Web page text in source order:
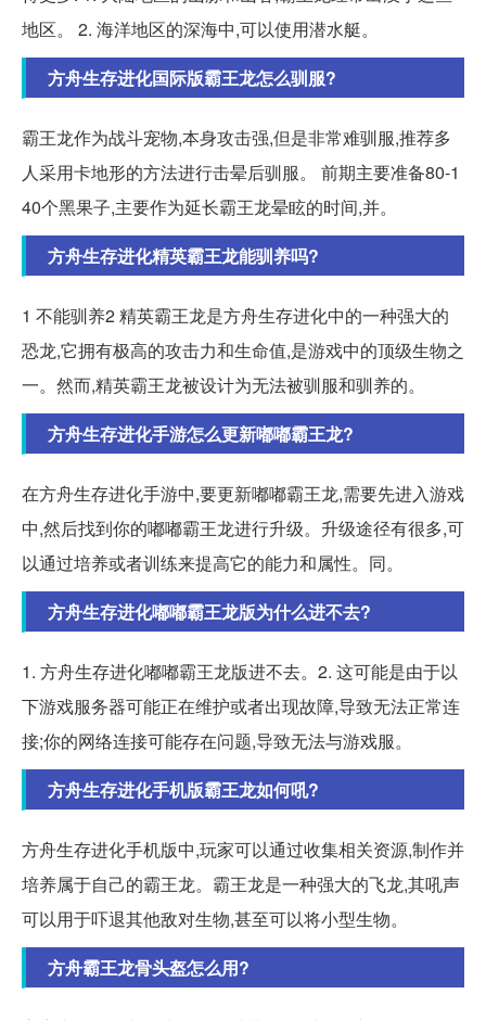
地区。 2. 海洋地区的深海中,可以使用潜水艇。
方舟生存进化国际版霸王龙怎么驯服?
霸王龙作为战斗宠物,本身攻击强,但是非常难驯服,推荐多
人采用卡地形的方法进行击晕后驯服。 前期主要准备80-1
40个黑果子,主要作为延长霸王龙晕眩的时间,并。
方舟生存进化精英霸王龙能驯养吗?
1 不能驯养2 精英霸王龙是方舟生存进化中的一种强大的
恐龙,它拥有极高的攻击力和生命值,是游戏中的顶级生物之
一。然而,精英霸王龙被设计为无法被驯服和驯养的。
方舟生存进化手游怎么更新嘟嘟霸王龙?
在方舟生存进化手游中,要更新嘟嘟霸王龙,需要先进入游戏
中,然后找到你的嘟嘟霸王龙进行升级。升级途径有很多,可
以通过培养或者训练来提高它的能力和属性。同。
方舟生存进化嘟嘟霸王龙版为什么进不去?
1. 方舟生存进化嘟嘟霸王龙版进不去。2. 这可能是由于以
下游戏服务器可能正在维护或者出现故障,导致无法正常连
接;你的网络连接可能存在问题,导致无法与游戏服。
方舟生存进化手机版霸王龙如何吼?
方舟生存进化手机版中,玩家可以通过收集相关资源,制作并
培养属于自己的霸王龙。霸王龙是一种强大的飞龙,其吼声
可以用于吓退其他敌对生物,甚至可以将小型生物。
方舟霸王龙骨头盔怎么用?